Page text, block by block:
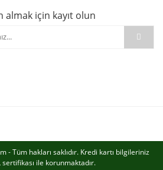
almak için kayıt olun
- Tüm hakları saklıdır. Kredi kartı bilgileriniz
sertifikası ile korunmaktadır.